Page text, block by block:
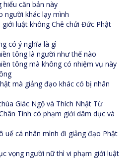
căn bản này
người khác lạy mình
luật không Chê chửi Đức Phật
có ý nghĩa là gì
tông là người như thế nào
tông mà không có nhiệm vụ này
mà giảng đạo khác có bị nhân
Giác Ngộ và Thích Nhật Từ
Tính có phạm giới dâm dục và
uế cá nhân mình đi giảng đạo Phật
vọng người nữ thì vi phạm giới luật